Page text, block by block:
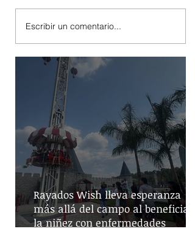
Escribir un comentario...
Rayados Wish lleva esperanza
más allá del campo al beneficiar a
la niñez con enfermedades